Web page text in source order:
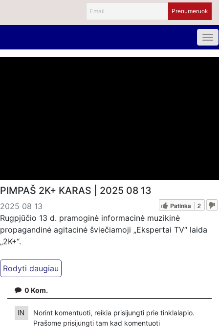
PIMPAŠ 2K+ KARAS | 2025 08 13
2025 08 13 Patinka 2
Rugpjūčio 13 d. pramoginė informacinė muzikinė
propagandinė agitacinė šviečiamoji „Ekspertai TV“ laida
„2K+“.
Kiti mūsų kanalai:
Ekspertai.eu Telegram'e – https://t.me/ekspertaiTelegram
https://www.ekspertai.eu
Mūsų veikla galima tik dėka skaitytojų ir žiūrovų, mus
0 Kom.
Norint komentuoti, reikia prisijungti prie tinklalapio.
Prašome prisijungti tam kad komentuoti